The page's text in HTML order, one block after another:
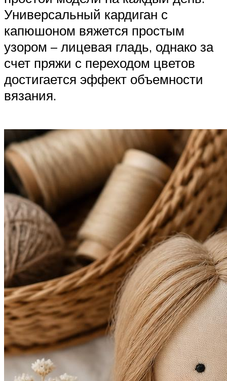
Универсальный кардиган с
капюшоном вяжется простым
узором – лицевая гладь, однако за
счет пряжи с переходом цветов
достигается эффект объемности
вязания.